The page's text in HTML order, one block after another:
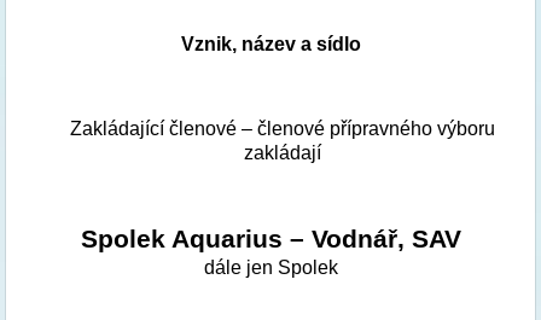
Vznik, název a sídlo
Zakládající členové – členové přípravného výboru
zakládají
Spolek Aquarius – Vodnář, SAV
dále jen Spolek